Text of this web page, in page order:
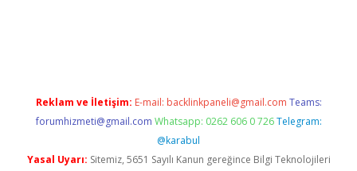
Reklam ve İletişim: E-mail: backlinkpaneli@gmail.com Teams:
forumhizmeti@gmail.com Whatsapp: 0262 606 0 726 Telegram:
@karabul
Yasal Uyarı: Sitemiz, 5651 Sayılı Kanun gereğince Bilgi Teknolojileri